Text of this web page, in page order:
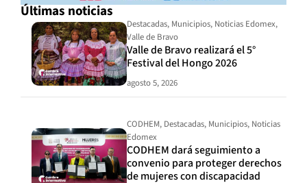
Últimas noticias
Destacadas, Municipios, Noticias Edomex,
Valle de Bravo
Valle de Bravo realizará el 5°
Festival del Hongo 2026
agosto 5, 2026
CODHEM, Destacadas, Municipios, Noticias
Edomex
CODHEM dará seguimiento a
convenio para proteger derechos
de mujeres con discapacidad